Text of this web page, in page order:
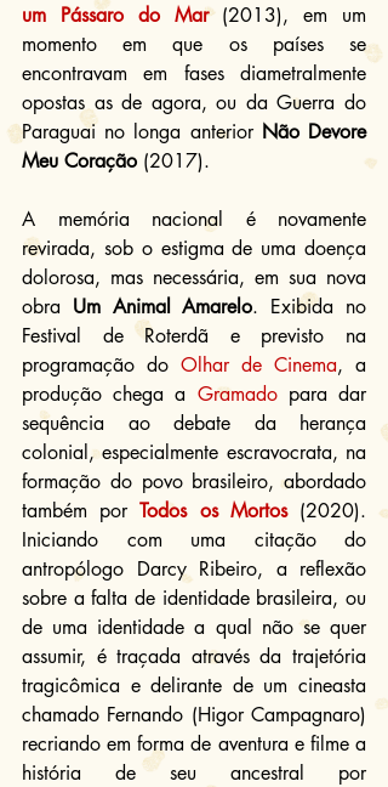
um Pássaro do Mar (2013), em um
momento em que os países se
encontravam em fases diametralmente
opostas as de agora, ou da Guerra do
Paraguai no longa anterior Não Devore
Meu Coração (2017).
A memória nacional é novamente
revirada, sob o estigma de uma doença
dolorosa, mas necessária, em sua nova
obra Um Animal Amarelo. Exibida no
Festival de Roterdã e previsto na
programação do Olhar de Cinema, a
produção chega a Gramado para dar
sequência ao debate da herança
colonial, especialmente escravocrata, na
formação do povo brasileiro, abordado
também por Todos os Mortos (2020).
Iniciando com uma citação do
antropólogo Darcy Ribeiro, a reflexão
sobre a falta de identidade brasileira, ou
de uma identidade a qual não se quer
assumir, é traçada através da trajetória
tragicômica e delirante de um cineasta
chamado Fernando (Higor Campagnaro)
recriando em forma de aventura e filme a
história de seu ancestral por